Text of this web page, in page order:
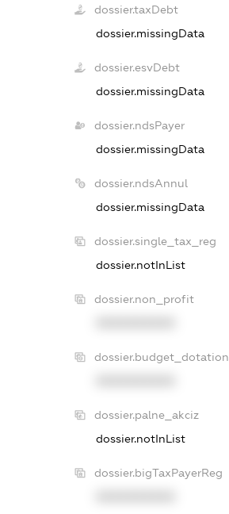
dossier.taxDebt
dossier.missingData
dossier.esvDebt
dossier.missingData
dossier.ndsPayer
dossier.missingData
dossier.ndsAnnul
dossier.missingData
dossier.single_tax_reg
dossier.notInList
dossier.non_profit
dossier.budget_dotation
dossier.palne_akciz
dossier.notInList
dossier.bigTaxPayerReg